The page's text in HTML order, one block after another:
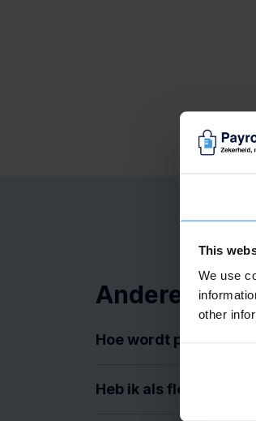
This
We use
other
Andere
Hoe wordt
Heb ik als flexwerker